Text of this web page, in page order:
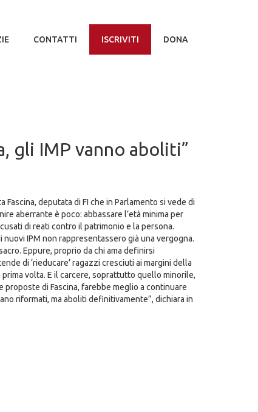
CONTATTI ISCRIVITI DONA
gli IMP vanno aboliti”
deputata di FI che in Parlamento si vede di
aberrante è poco: abbassare l’età minima per
di reati contro il patrimonio e la persona.
IPM non rappresentassero già una vergogna.
Eppure, proprio da chi ama definirsi
di ‘rieducare’ ragazzi cresciuti ai margini della
volta. E il carcere, soprattutto quello minorile,
di Fascina, farebbe meglio a continuare
riformati, ma aboliti definitivamente”, dichiara in